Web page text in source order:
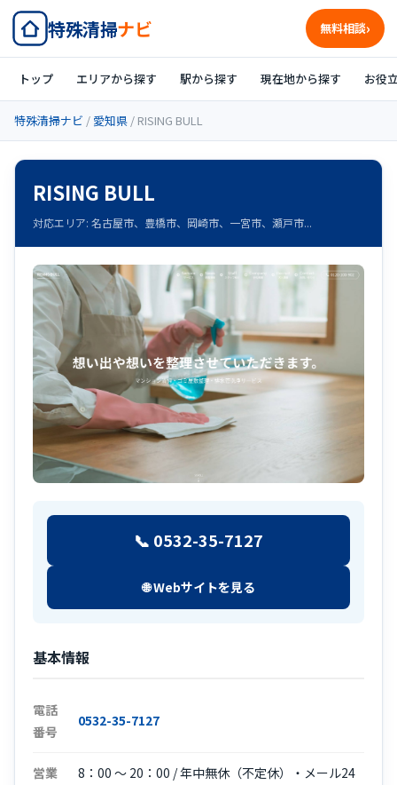
特殊清掃ナビ 無料相談
トップ エリアから探す 駅から探す 現在地から探す お役
特殊清掃ナビ / 愛知県 / RISING BULL
RISING BULL
対応エリア: 名古屋市、豊橋市、岡崎市、一宮市、瀬戸市...
📞 0532-35-7127
🌐 Webサイトを見る
基本情報
電話
番号
0532-35-7127
営業
8：00 ～ 20：00 / 年中無休（不定休）・メール24